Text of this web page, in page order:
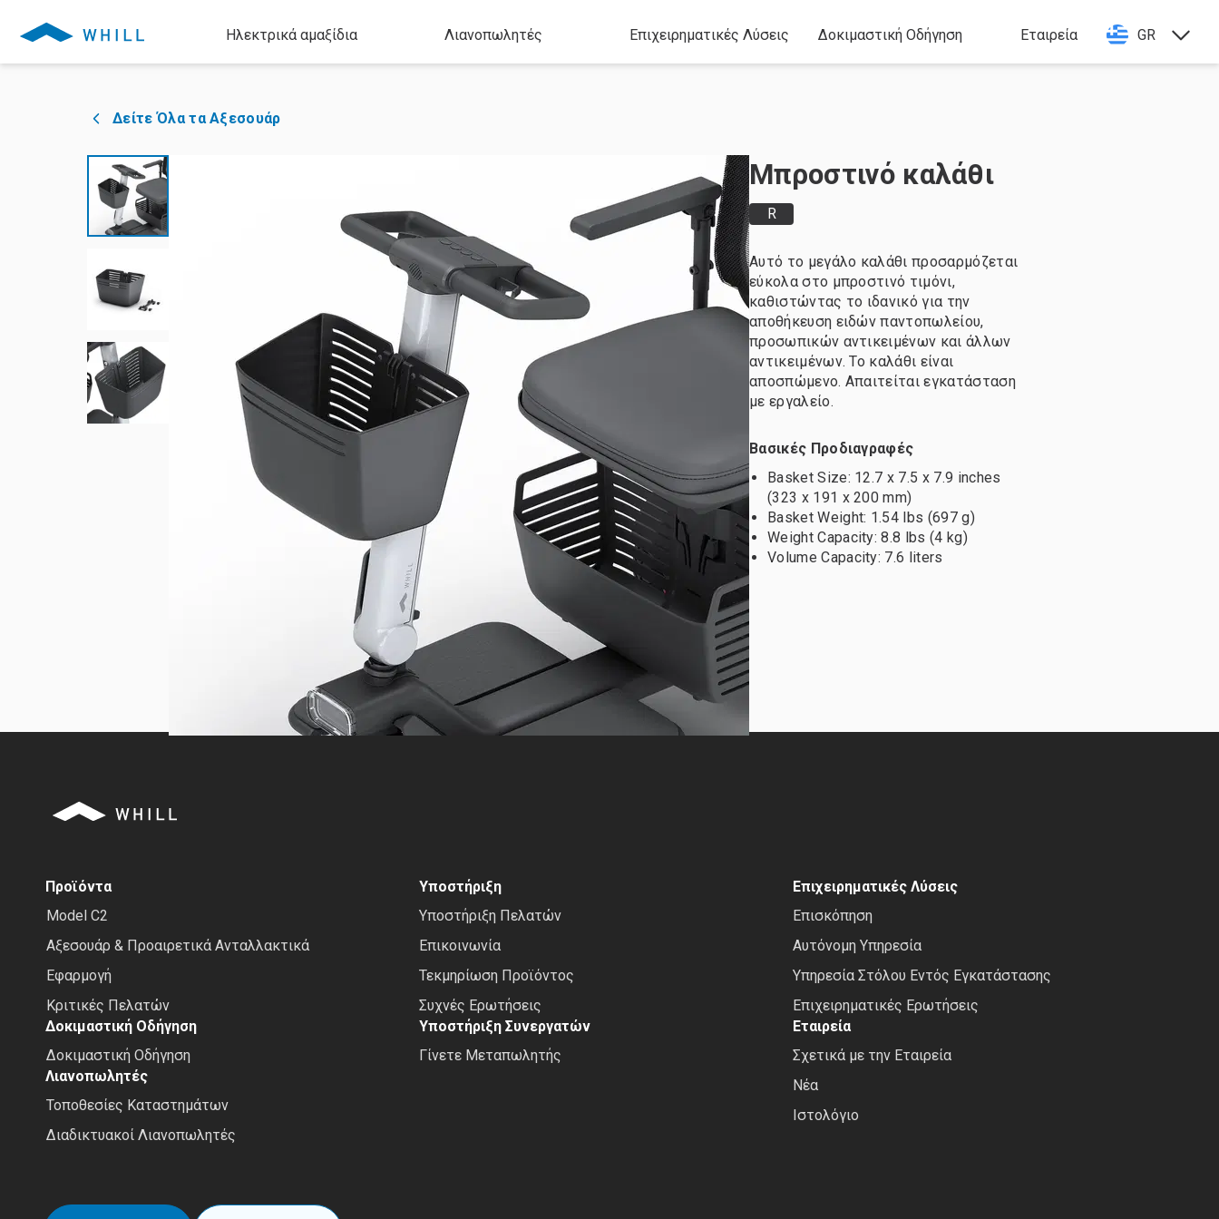
Ηλεκτρικά αμαξίδια Λιανοπωλητές Επιχειρηματικές Λύσεις Δοκιμαστική Οδήγηση Εταιρεία GR
Δείτε Όλα τα Αξεσουάρ
Μπροστινό καλάθι
R
Αυτό το μεγάλο καλάθι προσαρμόζεται
εύκολα στο μπροστινό τιμόνι,
καθιστώντας το ιδανικό για την
αποθήκευση ειδών παντοπωλείου,
προσωπικών αντικειμένων και άλλων
αντικειμένων. Το καλάθι είναι
αποσπώμενο. Απαιτείται εγκατάσταση
με εργαλείο.
Βασικές Προδιαγραφές
Basket Size: 12.7 x 7.5 x 7.9 inches
(323 x 191 x 200 mm)
Basket Weight: 1.54 lbs (697 g)
Weight Capacity: 8.8 lbs (4 kg)
Volume Capacity: 7.6 liters
Προϊόντα
Model C2
Αξεσουάρ & Προαιρετικά Ανταλλακτικά
Εφαρμογή
Κριτικές Πελατών
Δοκιμαστική Οδήγηση
Δοκιμαστική Οδήγηση
Λιανοπωλητές
Τοποθεσίες Καταστημάτων
Διαδικτυακοί Λιανοπωλητές
Υποστήριξη
Υποστήριξη Πελατών
Επικοινωνία
Τεκμηρίωση Προϊόντος
Συχνές Ερωτήσεις
Υποστήριξη Συνεργατών
Γίνετε Μεταπωλητής
Επιχειρηματικές Λύσεις
Επισκόπηση
Αυτόνομη Υπηρεσία
Υπηρεσία Στόλου Εντός Εγκατάστασης
Επιχειρηματικές Ερωτήσεις
Εταιρεία
Σχετικά με την Εταιρεία
Νέα
Ιστολόγιο